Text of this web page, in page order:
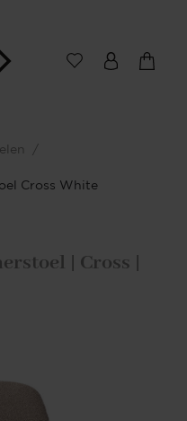
/
Cross White
| Cross |